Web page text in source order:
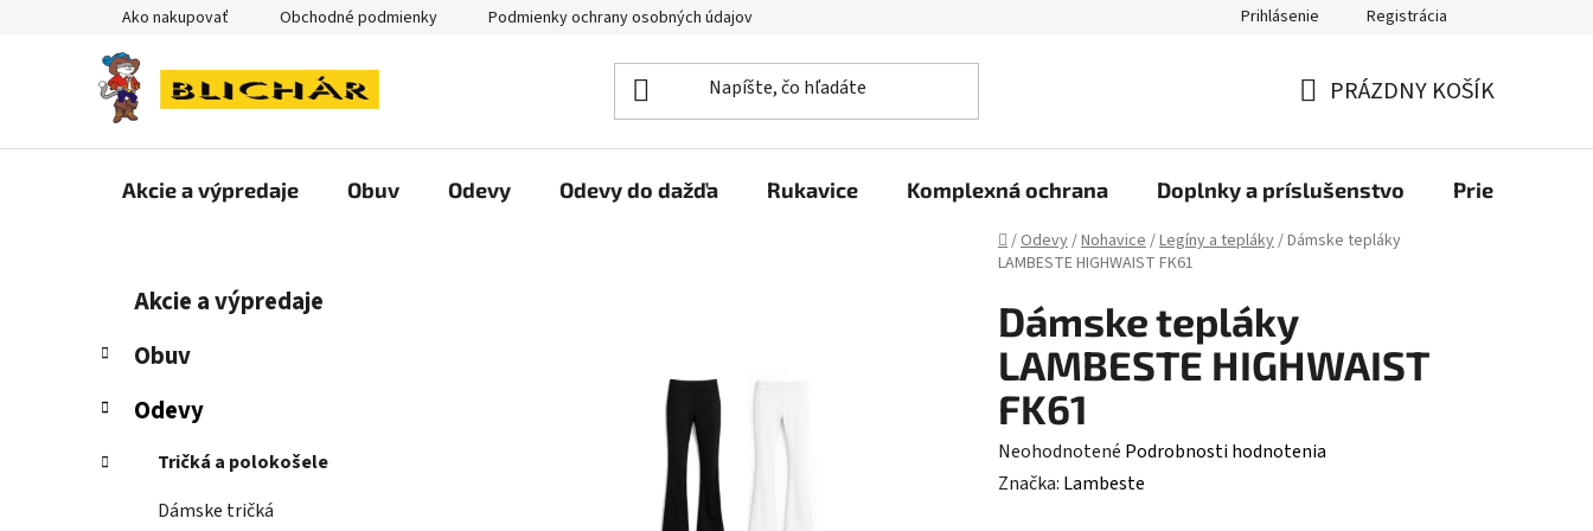
Ako nakupovať Obchodné podmienky Podmienky ochrany osobných údajov Prihlásenie Registrácia
KOŠÍK
PRÁZDNY KOŠÍK
Akcie a výpredaje Obuv Odevy Odevy do dažďa Rukavice Komplexná ochrana Doplnky a príslušenstvo Priemyselné
Domov
/Odevy/Nohavice/Legíny a tepláky/Dámske tepláky
LAMBESTE HIGHWAIST FK61
č
ý
a
Preskočiť
kategórie
e
ó
i
Akcie a výpredaje
Obuv
Odevy
Tričká a polokošele
Dámske tričká
Dámske tepláky
LAMBESTE HIGHWAIST
FK61
Priemerné
hodnotenie
Neohodnotené Podrobnosti hodnotenia
Značka: Lambeste